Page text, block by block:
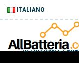
ITALIANO
SPEDIZIONI E